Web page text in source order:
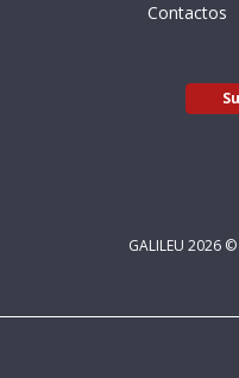
Contactos
GALILEU 2026